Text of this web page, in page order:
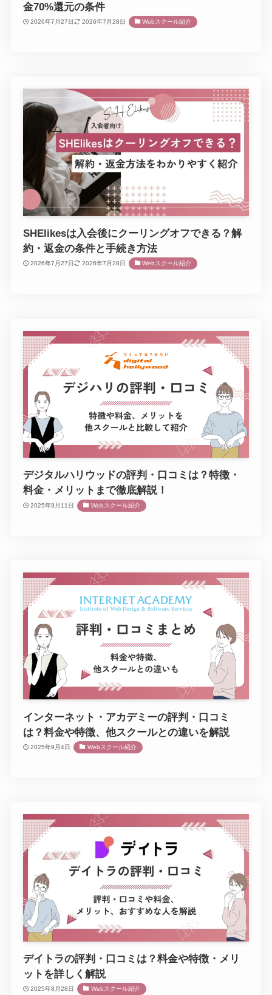
金70%還元の条件
2026年7月27日 2026年7月28日 Webスクール紹介
SHElikesは入会後にクーリングオフできる？解
約・返金の条件と手続き方法
2026年7月27日 2026年7月28日 Webスクール紹介
デジタルハリウッドの評判・口コミは？特徴・
料金・メリットまで徹底解説！
2025年9月11日 Webスクール紹介
インターネット・アカデミーの評判・口コミ
は？料金や特徴、他スクールとの違いを解説
2025年9月4日 Webスクール紹介
デイトラの評判・口コミは？料金や特徴・メリ
ットを詳しく解説
2025年8月28日 Webスクール紹介